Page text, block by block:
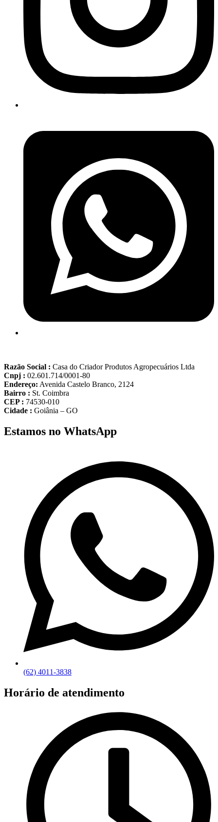
Razão Social : Casa do Criador Produtos Agropecuários Ltda
Cnpj : 02.601.714/0001-80
Endereço: Avenida Castelo Branco, 2124
Bairro : St. Coimbra
CEP : 74530-010
Cidade : Goiânia – GO
Estamos no WhatsApp
(62) 4011-3838
Horário de atendimento